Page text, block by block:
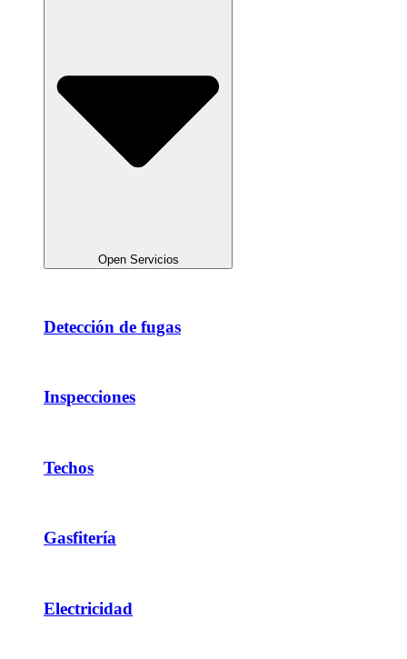
Open Servicios
Detección de fugas
Inspecciones
Techos
Gasfitería
Electricidad